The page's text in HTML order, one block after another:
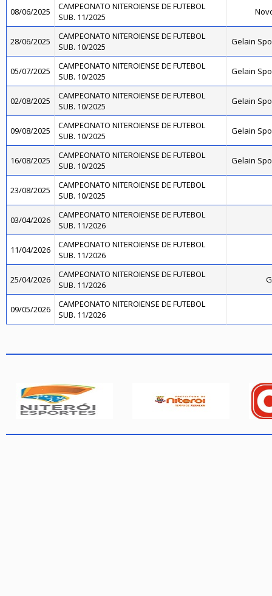
08/06/2025
CAMPEONATO NITEROIENSE DE FUTEBOL
SUB. 11/2025
28/06/2025
CAMPEONATO NITEROIENSE DE FUTEBOL
SUB. 10/2025
Gelain
05/07/2025
CAMPEONATO NITEROIENSE DE FUTEBOL
SUB. 10/2025
Gelain
02/08/2025
CAMPEONATO NITEROIENSE DE FUTEBOL
SUB. 10/2025
Gelain
09/08/2025
CAMPEONATO NITEROIENSE DE FUTEBOL
SUB. 10/2025
Gelain
16/08/2025
CAMPEONATO NITEROIENSE DE FUTEBOL
SUB. 10/2025
Gelain
23/08/2025
CAMPEONATO NITEROIENSE DE FUTEBOL
SUB. 10/2025
03/04/2026
CAMPEONATO NITEROIENSE DE FUTEBOL
SUB. 11/2026
11/04/2026
CAMPEONATO NITEROIENSE DE FUTEBOL
SUB. 11/2026
25/04/2026
CAMPEONATO NITEROIENSE DE FUTEBOL
SUB. 11/2026
09/05/2026
CAMPEONATO NITEROIENSE DE FUTEBOL
SUB. 11/2026